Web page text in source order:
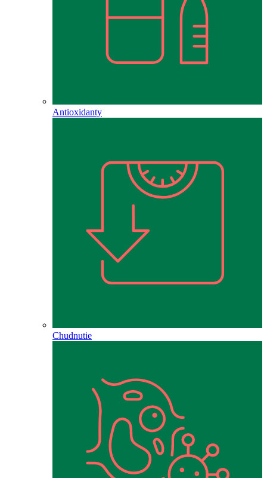
Antioxidanty
Chudnutie